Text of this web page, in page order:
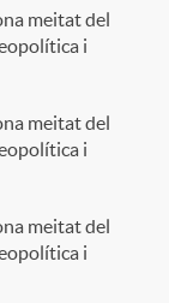
meitat del
i
meitat del
i
meitat del
i